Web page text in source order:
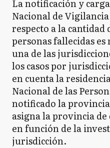
La notificación y
Nacional de Vigilancia
respecto a la cantidad
personas fallecidas
una de las
los casos por
en cuenta la
Nacional de las
notificado la
asigna la provincia
en función de la
jurisdicción.